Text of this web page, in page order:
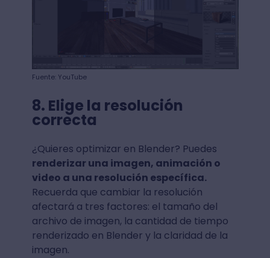
Fuente: YouTube
8. Elige la resolución
correcta
¿Quieres optimizar en Blender? Puedes
renderizar una imagen, animación o
video a una resolución específica.
Recuerda que cambiar la resolución
afectará a tres factores: el tamaño del
archivo de imagen, la cantidad de tiempo
renderizado en Blender y la claridad de la
imagen.